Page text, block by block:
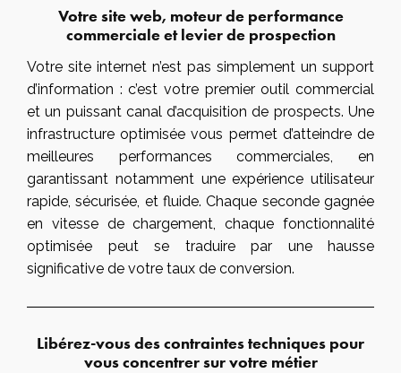
Votre site web, moteur de performance
commerciale et levier de prospection
Votre site internet n’est pas simplement un support
d’information : c’est votre premier outil commercial
et un puissant canal d’acquisition de prospects. Une
infrastructure optimisée vous permet d’atteindre de
meilleures performances commerciales, en
garantissant notamment une expérience utilisateur
rapide, sécurisée, et fluide. Chaque seconde gagnée
en vitesse de chargement, chaque fonctionnalité
optimisée peut se traduire par une hausse
significative de votre taux de conversion.
Libérez-vous des contraintes techniques pour
vous concentrer sur votre métier